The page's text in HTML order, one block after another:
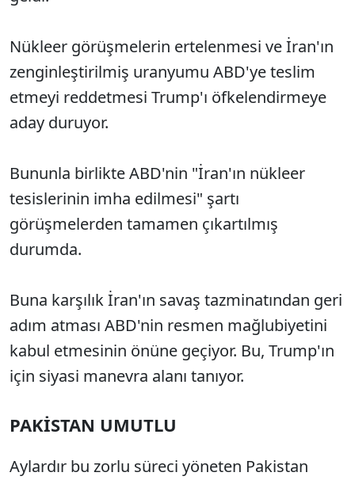
Nükleer görüşmelerin ertelenmesi ve İran'ın
zenginleştirilmiş uranyumu ABD'ye teslim
etmeyi reddetmesi Trump'ı öfkelendirmeye
aday duruyor.
Bununla birlikte ABD'nin "İran'ın nükleer
tesislerinin imha edilmesi" şartı
görüşmelerden tamamen çıkartılmış
durumda.
Buna karşılık İran'ın savaş tazminatından geri
adım atması ABD'nin resmen mağlubiyetini
kabul etmesinin önüne geçiyor. Bu, Trump'ın
için siyasi manevra alanı tanıyor.
PAKİSTAN UMUTLU
Aylardır bu zorlu süreci yöneten Pakistan